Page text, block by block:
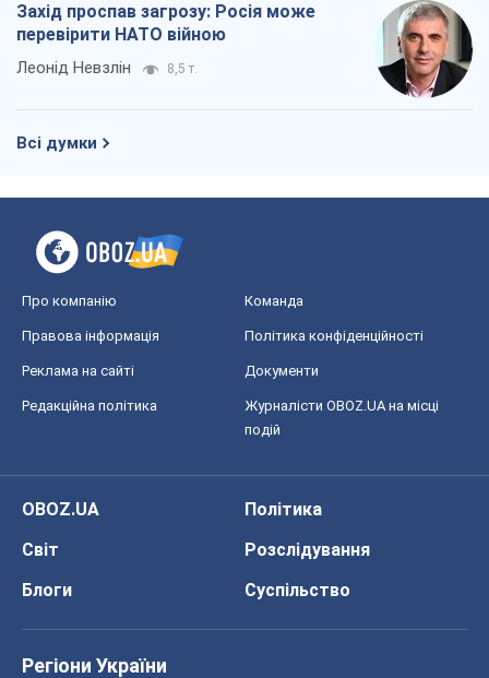
Захід проспав загрозу: Росія може
перевірити НАТО війною
Леонід Невзлін 8,5 т.
Всі думки
Про компанію Команда
Правова інформація Політика конфіденційності
Реклама на сайті Документи
Редакційна політика
Журналісти OBOZ.UA на місці
подій
OBOZ.UA
Політика
Світ
Розслідування
Блоги
Суспільство
Регіони України